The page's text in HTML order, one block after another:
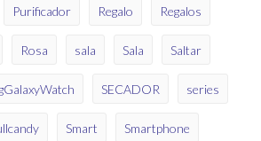
Purificador Regalo Regalos
Rosa sala Sala Saltar
SECADOR series
Smart Smartphone